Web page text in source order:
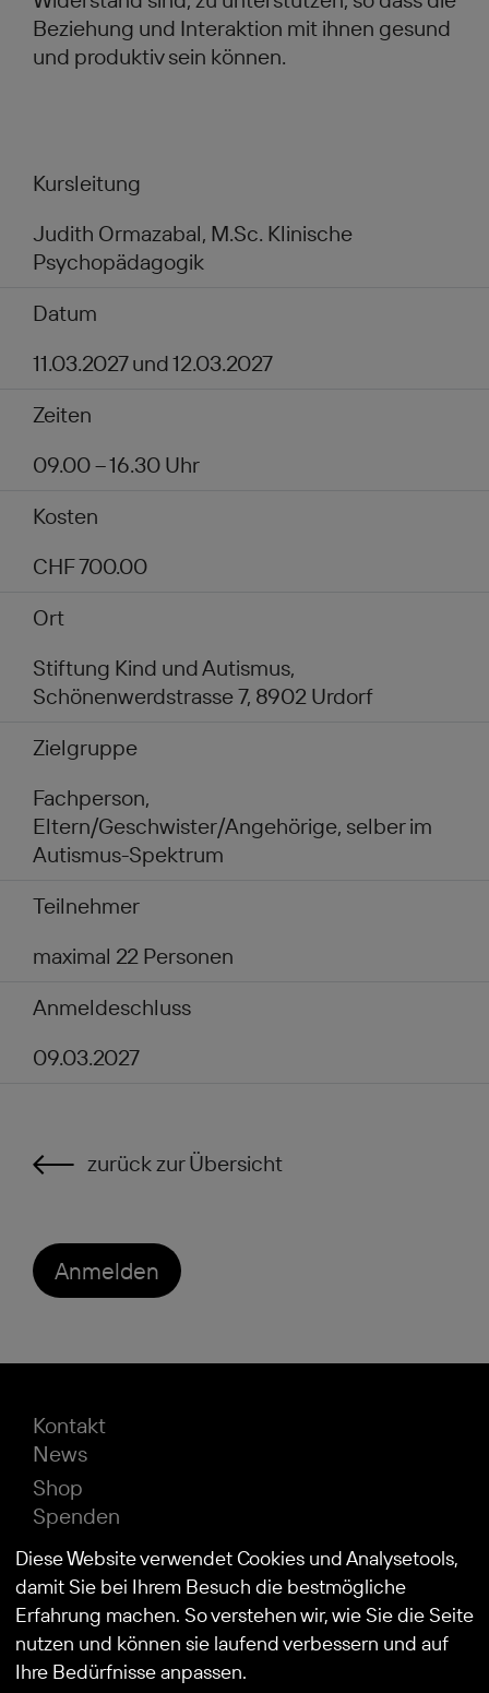
Beziehung und Interaktion mit ihnen gesund
und produktiv sein können.
Kursleitung
Judith Ormazabal, M.Sc. Klinische
Psychopädagogik
Datum
11.03.2027 und 12.03.2027
Zeiten
09.00 – 16.30 Uhr
Kosten
CHF 700.00
Ort
Stiftung Kind und Autismus,
Schönenwerdstrasse 7, 8902 Urdorf
Zielgruppe
Fachperson,
Eltern/Geschwister/Angehörige, selber im
Autismus-Spektrum
Teilnehmer
maximal 22 Personen
Anmeldeschluss
09.03.2027
zurück zur Übersicht
Anmelden
© 2026Stiftung Kind und Autismus
Kontakt
News
Shop
Spenden
Impressum
Datenschutz
Diese Website verwendet Cookies und Analysetools,
damit Sie bei Ihrem Besuch die bestmögliche
Erfahrung machen. So verstehen wir, wie Sie die Seite
nutzen und können sie laufend verbessern und auf
Ihre Bedürfnisse anpassen.